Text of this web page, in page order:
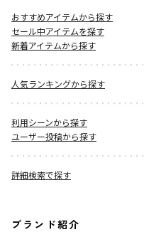
おすすめアイテムから探す
セール中アイテムを探す
新着アイテムから探す
人気ランキングから探す
利用シーンから探す
ユーザー投稿から探す
詳細検索で探す
ブランド紹介